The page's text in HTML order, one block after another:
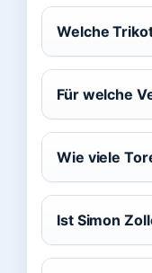
Welche
Für welche
Wie viele
Ist Simon